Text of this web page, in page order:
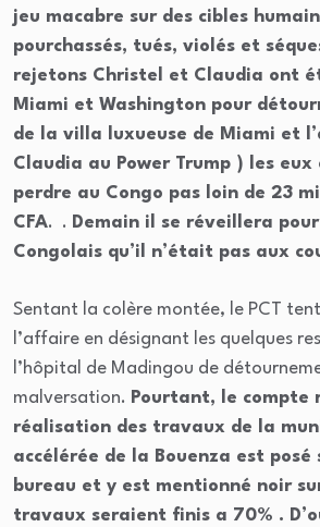
jeu macabre sur des cibles
pourchassés, tués, violés et
rejetons Christel et Claudia ont
Miami et Washington pour
de la villa luxueuse de Miami et
Claudia au Power Trump ) les
perdre au Congo pas loin de 23
CFA. . Demain il se réveillera
Congolais qu’il n’était pas aux
Sentant la colère montée, le PCT
l’affaire en désignant les quelques
l’hôpital de Madingou de
malversation. Pourtant, le compte
réalisation des travaux de la
accélérée de la Bouenza est posé
bureau et y est mentionné noir
travaux seraient finis a 70% .